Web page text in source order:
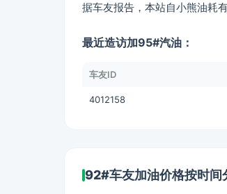
据车友报告，本站自小熊油耗
最近造访加95#汽油：
车友ID
4012158
92#车友加油价格按时间